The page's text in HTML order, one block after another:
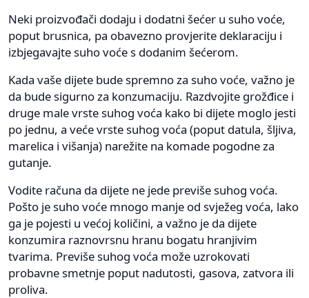
Neki proizvođači dodaju i dodatni šećer u suho voće,
poput brusnica, pa obavezno provjerite deklaraciju i
izbjegavajte suho voće s dodanim šećerom.
Kada vaše dijete bude spremno za suho voće, važno je
da bude sigurno za konzumaciju. Razdvojite grožđice i
druge male vrste suhog voća kako bi dijete moglo jesti
po jednu, a veće vrste suhog voća (poput datula, šljiva,
marelica i višanja) narežite na komade pogodne za
gutanje.
Vodite računa da dijete ne jede previše suhog voća.
Pošto je suho voće mnogo manje od svježeg voća, lako
ga je pojesti u većoj količini, a važno je da dijete
konzumira raznovrsnu hranu bogatu hranjivim
tvarima. Previše suhog voća može uzrokovati
probavne smetnje poput nadutosti, gasova, zatvora ili
proliva.